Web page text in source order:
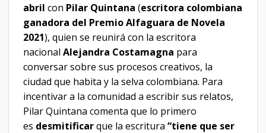
abril con Pilar Quintana (escritora colombiana
ganadora del Premio Alfaguara de Novela
2021), quien se reunirá con la escritora
nacional Alejandra Costamagna para
conversar sobre sus procesos creativos, la
ciudad que habita y la selva colombiana. Para
incentivar a la comunidad a escribir sus relatos,
Pilar Quintana comenta que lo primero
es desmitificarque la escritura “tiene que ser